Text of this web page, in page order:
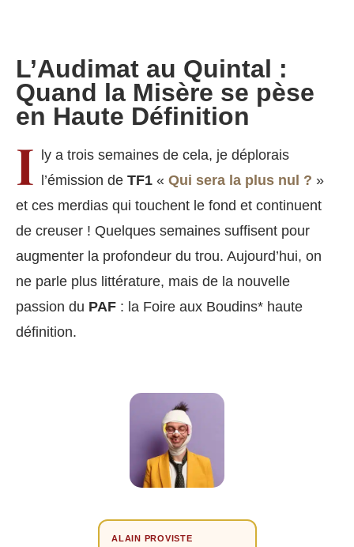
L’Audimat au Quintal :
Quand la Misère se pèse
en Haute Définition
I
ly a trois semaines de cela, je déplorais
l’émission de TF1« Qui sera la plus nul ? »
et ces merdias qui touchent le fond et continuent
de creuser ! Quelques semaines suffisent pour
augmenter la profondeur du trou. Aujourd’hui, on
ne parle plus littérature, mais de la nouvelle
passion du PAF : la Foire aux Boudins* haute
définition.
ALAIN PROVISTE